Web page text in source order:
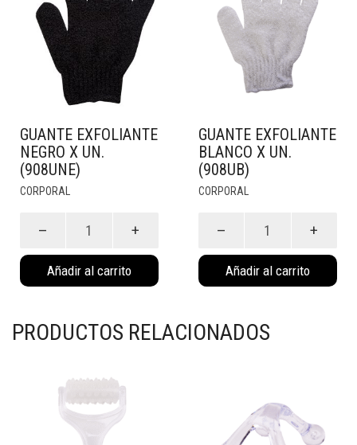
GUANTE EXFOLIANTE
NEGRO X UN.
(908UNE)
CORPORAL
Negro
un.
cantidad
Añadir al carrito
GUANTE EXFOLIANTE
BLANCO X UN.
(908UB)
CORPORAL
Blanco
un.
cantidad
Añadir al carrito
PRODUCTOS RELACIONADOS